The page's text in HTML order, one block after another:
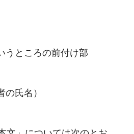
うところの前付け部
氏名）